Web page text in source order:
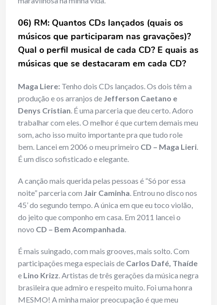
06) RM: Quantos CDs lançados (quais os
músicos que participaram nas gravações)?
Qual o perfil musical de cada CD? E quais as
músicas que se destacaram em cada CD?
Maga Liere: Tenho dois CDs lançados. Os dois têm a
produção e os arranjos de Jefferson Caetano e
Denys Cristian. É uma parceria que deu certo. Adoro
trabalhar com eles. O melhor é que curtem demais meu
som, acho isso muito importante pra que tudo role
bem. Lancei em 2006 o meu primeiro CD – Maga Lieri.
É um disco sofisticado e elegante.
A canção mais querida pelas pessoas é “Só por essa
noite” parceria com Jair Caminha. Entrou no disco nos
45’ do segundo tempo. A única em que eu toco violão,
do jeito que componho em casa. Em 2011 lancei o
novo CD – Bem Acompanhada.
É mais suingado, com mais grooves, mais solto. Com
participações mega especiais de Carlos Dafé, Thaíde
e Lino Krizz. Artistas de três gerações da música negra
brasileira que admiro e respeito muito. Foi uma honra
MESMO! A minha maior preocupação é que meu